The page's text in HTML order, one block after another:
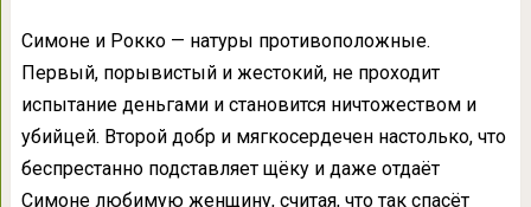
Симоне и Рокко — натуры противоположные.
Первый, порывистый и жестокий, не проходит
испытание деньгами и становится ничтожеством и
убийцей. Второй добр и мягкосердечен настолько, что
беспрестанно подставляет щёку и даже отдаёт
Симоне любимую женщину, считая, что так спасёт